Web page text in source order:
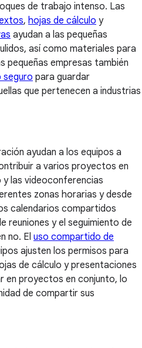
de trabajo intenso. Las
, hojas de cálculo y
ayudan a las pequeñas
así como materiales para
pequeñas empresas también
seguro para guardar
que pertenecen a industrias
ayudan a los equipos a
a varios proyectos en
las videoconferencias
zonas horarias y desde
calendarios compartidos
reuniones y el seguimiento de
no. El uso compartido de
ajusten los permisos para
de cálculo y presentaciones
en proyectos en conjunto, lo
de compartir sus